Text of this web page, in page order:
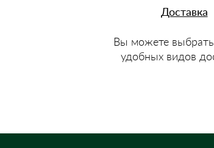
Доставка
Вы можете
удобных видов